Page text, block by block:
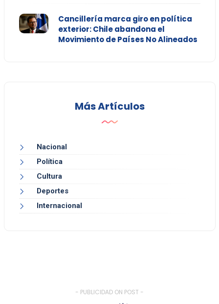
Cancillería marca giro en política
exterior: Chile abandona el
Movimiento de Países No Alineados
Más Artículos
Nacional
Política
Cultura
Deportes
Internacional
- PUBLICIDAD ON POST -